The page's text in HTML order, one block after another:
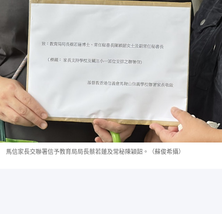
馬信家長交聯署信予教育局局長蔡若蓮及常秘陳穎韶。（蘇俊希攝）